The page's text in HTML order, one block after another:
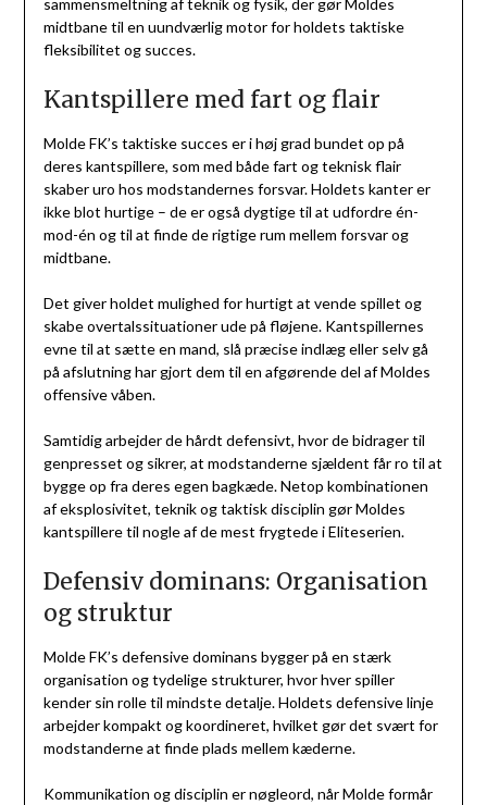
sammensmeltning af teknik og fysik, der gør Moldes
midtbane til en uundværlig motor for holdets taktiske
fleksibilitet og succes.
Kantspillere med fart og flair
Molde FK’s taktiske succes er i høj grad bundet op på
deres kantspillere, som med både fart og teknisk flair
skaber uro hos modstandernes forsvar. Holdets kanter er
ikke blot hurtige – de er også dygtige til at udfordre én-
mod-én og til at finde de rigtige rum mellem forsvar og
midtbane.
Det giver holdet mulighed for hurtigt at vende spillet og
skabe overtalssituationer ude på fløjene. Kantspillernes
evne til at sætte en mand, slå præcise indlæg eller selv gå
på afslutning har gjort dem til en afgørende del af Moldes
offensive våben.
Samtidig arbejder de hårdt defensivt, hvor de bidrager til
genpresset og sikrer, at modstanderne sjældent får ro til at
bygge op fra deres egen bagkæde. Netop kombinationen
af eksplosivitet, teknik og taktisk disciplin gør Moldes
kantspillere til nogle af de mest frygtede i Eliteserien.
Defensiv dominans: Organisation
og struktur
Molde FK’s defensive dominans bygger på en stærk
organisation og tydelige strukturer, hvor hver spiller
kender sin rolle til mindste detalje. Holdets defensive linje
arbejder kompakt og koordineret, hvilket gør det svært for
modstanderne at finde plads mellem kæderne.
Kommunikation og disciplin er nøgleord, når Molde formår